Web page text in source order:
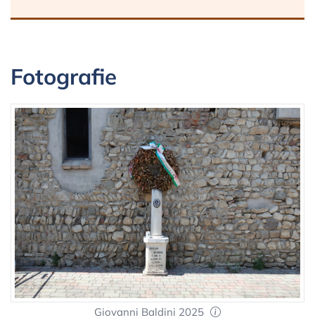
Fotografie
Giovanni Baldini 2025